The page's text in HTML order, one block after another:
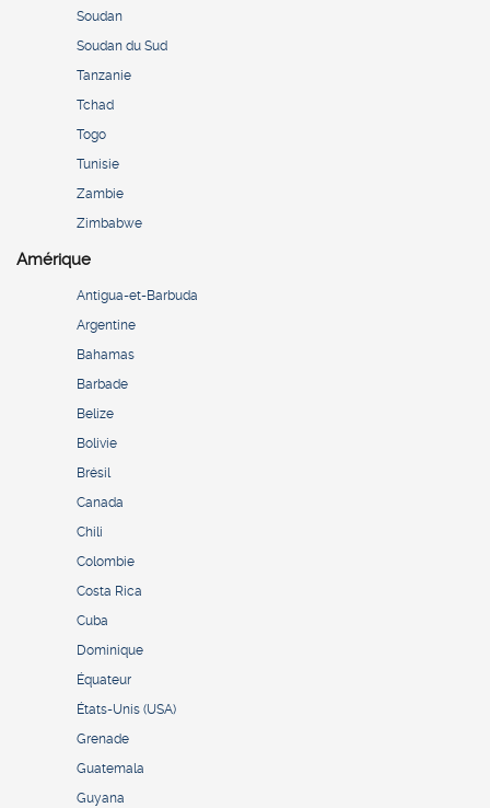
Soudan
Soudan du Sud
Tanzanie
Tchad
Togo
Tunisie
Zambie
Zimbabwe
Amérique
Antigua-et-Barbuda
Argentine
Bahamas
Barbade
Belize
Bolivie
Brésil
Canada
Chili
Colombie
Costa Rica
Cuba
Dominique
Équateur
États-Unis (USA)
Grenade
Guatemala
Guyana